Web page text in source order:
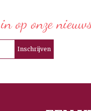
op onze
Inschrijven